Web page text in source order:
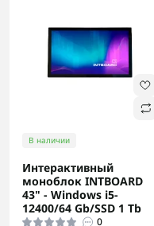
В наличии
Интерактивный
моноблок INTBOARD
43" - Windows i5-
12400/64 Gb/SSD 1 Tb
0